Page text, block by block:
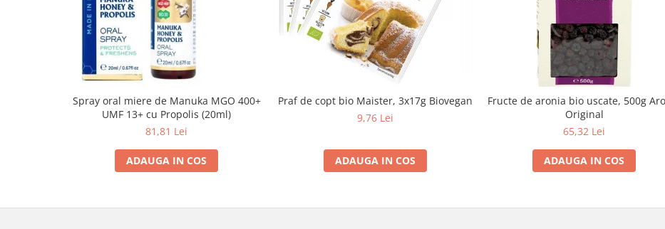
Spray oral miere de Manuka MGO 400+
UMF 13+ cu Propolis (20ml)
81,81 Lei
ADAUGA IN COS
Praf de copt bio Maister, 3x17g Biovegan
9,76 Lei
ADAUGA IN COS
Fructe de aronia bio uscate, 500g
Original
65,32 Lei
ADAUGA IN COS